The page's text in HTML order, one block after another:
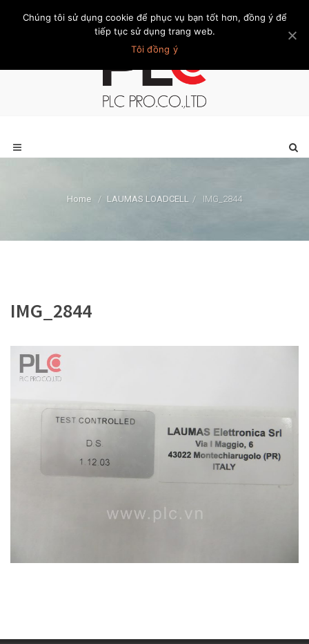
Trang chủ Giới thiệu Khách hàng Liên hệ Thành viên
Home / LAUMAS LOADCELL / IMG_2844
IMG_2844
Chúng tôi sử dụng cookie để phục vụ bạn tốt hơn, đồng ý để
tiếp tục sử dụng trang web.
Tôi đồng ý